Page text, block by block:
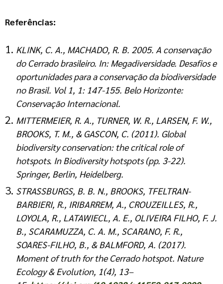
Referências:
KLINK, C. A., MACHADO, R. B. 2005. A conservação
do Cerrado brasileiro. In: Megadiversidade. Desafios e
oportunidades para a conservação da biodiversidade
no Brasil. Vol 1, 1: 147-155. Belo Horizonte:
Conservação Internacional.
MITTERMEIER, R. A., TURNER, W. R., LARSEN, F. W.,
BROOKS, T. M., & GASCON, C. (2011). Global
biodiversity conservation: the critical role of
hotspots. In Biodiversity hotspots (pp. 3-22).
Springer, Berlin, Heidelberg.
STRASSBURGS, B. B. N., BROOKS, TFELTRAN-
BARBIERI, R., IRIBARREM, A., CROUZEILLES, R.,
LOYOLA, R., LATAWIECL, A. E., OLIVEIRA FILHO, F. J.
B., SCARAMUZZA, C. A. M., SCARANO, F. R.,
SOARES-FILHO, B., & BALMFORD, A. (2017).
Moment of truth for the Cerrado hotspot. Nature
Ecology & Evolution, 1(4), 13–